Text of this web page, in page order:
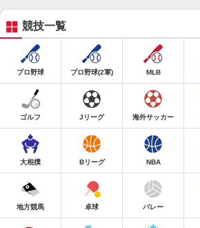
競技一覧
プロ野球 プロ野球(2軍) MLB
ゴルフ Jリーグ 海外サッカー
大相撲 Bリーグ NBA
地方競馬 卓球 バレー